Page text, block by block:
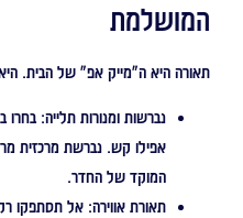
המושלמת
תאורה היא ה"מייק אפ" של הבית.
נברשות ומנורות תלייה: בחרו
אפילו קש. נברשת מרכזית
המוקד של החדר.
תאורת אווירה: אל תסתפקו